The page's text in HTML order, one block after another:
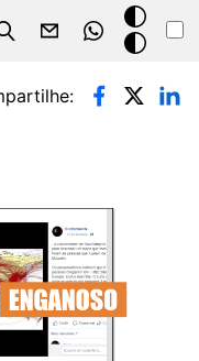
Search
Modo
escuro